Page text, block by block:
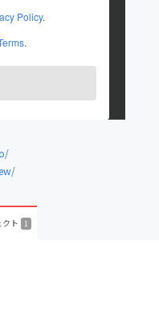
Policy.
.
ナー
トを投稿しています
クト 1